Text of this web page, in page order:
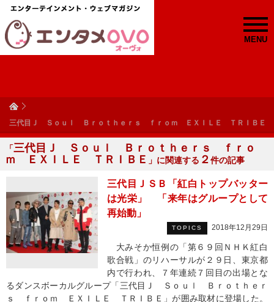
MENU
三代目Ｊ Ｓｏｕｌ Ｂｒｏｔｈｅｒｓ ｆｒｏｍ ＥＸＩＬＥ ＴＲＩＢＥ
「三代目Ｊ Ｓｏｕｌ Ｂｒｏｔｈｅｒｓ ｆｒｏ
ｍ ＥＸＩＬＥ ＴＲＩＢＥ 」に関連する ２件の記事
三代目ＪＳＢ「紅白トップバッター
は光栄」 「来年はグループとして
再始動」
TOPICS 2018年12月29日
大みそか恒例の「第６９回ＮＨＫ紅白
歌合戦」のリハーサルが２９日、東京都
内で行われ、７年連続７回目の出場とな
るダンスボーカルグループ「三代目Ｊ Ｓｏｕｌ Ｂｒｏｔｈｅｒ
ｓ ｆｒｏｍ ＥＸＩＬＥ ＴＲＩＢＥ」が囲み取材に登場した。